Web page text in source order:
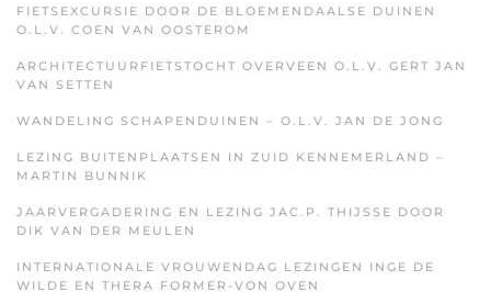
FIETSEXCURSIE DOOR DE BLOEMENDAALSE DUINEN
O.L.V. COEN VAN OOSTEROM
ARCHITECTUURFIETSTOCHT OVERVEEN O.L.V. GERT JAN
VAN SETTEN
WANDELING SCHAPENDUINEN – O.L.V. JAN DE JONG
LEZING BUITENPLAATSEN IN ZUID KENNEMERLAND –
MARTIN BUNNIK
JAARVERGADERING EN LEZING JAC.P. THIJSSE DOOR
DIK VAN DER MEULEN
INTERNATIONALE VROUWENDAG LEZINGEN INGE DE
WILDE EN THERA FORMER-VON OVEN